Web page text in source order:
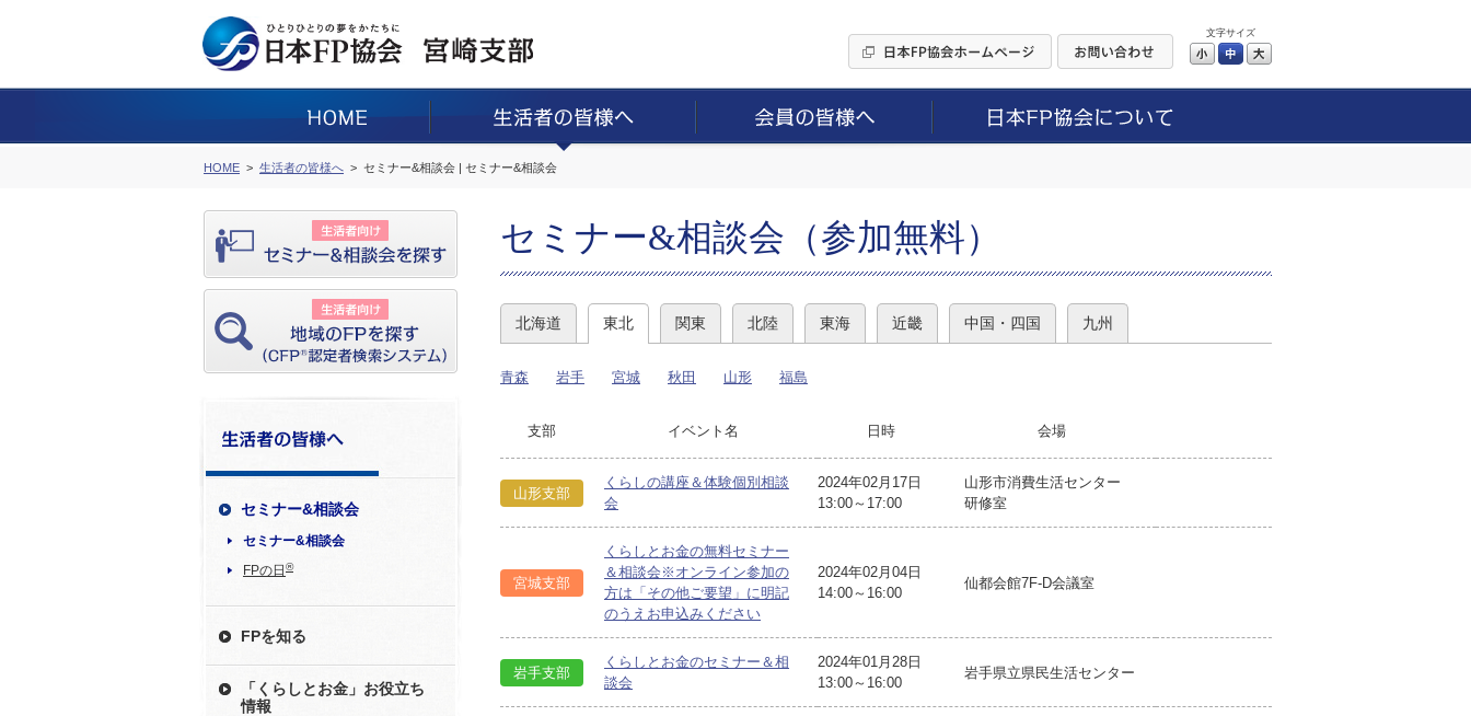
文字サイズ
小 中
HOME 生活者の皆様へ セミナー&相談会 | セミナー&相談会
セミナー&相談会
セミナー&相談会
FPの日 ®
FPを知る
「くらしとお金」お役立ち
情報
セミナー&相談会（参加無料）
北海道 東北 関東 北陸 東海 近畿 中国・四国 九州
青森 岩手 宮城 秋田 山形 福島
支部 イベント名 日時 会場
山形支部
くらしの講座＆体験個別相談
会
2024年02月17日
13:00～17:00
山形市消費生活センター
研修室
宮城支部
くらしとお金の無料セミナー
＆相談会※オンライン参加の
方は「その他ご要望」に明記
のうえお申込みください
2024年02月04日
14:00～16:00
仙都会館7F-D会議室
岩手支部
くらしとお金のセミナー＆相
談会
2024年01月28日
13:00～16:00
岩手県立県民生活センター